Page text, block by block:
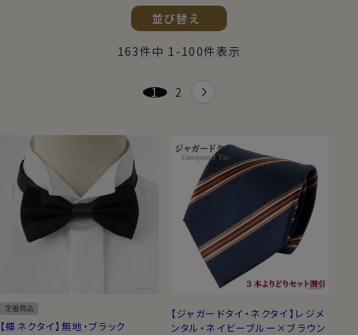
並び替え
163件中 1 -100件表示
1 2
定番商品
【蝶ネクタイ】無地・ブラック
【ジャガードタイ・ネクタイ】レジメ
ンタル・ネイビーブルー×ブラウン